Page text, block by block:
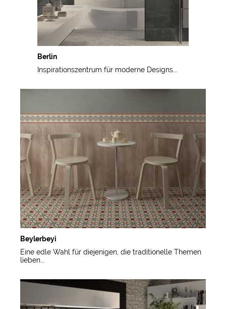
Berlin
Inspirationszentrum für moderne Designs...
Beylerbeyi
Eine edle Wahl für diejenigen, die traditionelle Themen
lieben...